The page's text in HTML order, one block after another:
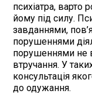
психіатра, варто
йому під силу.
завданнями,
порушеннями
порушеннями не
втручання. У
консультація
до одужання.